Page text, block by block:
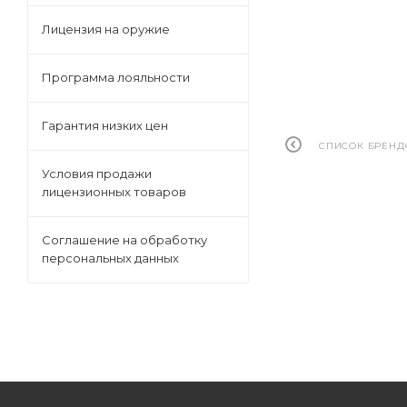
СПИСОК
Лицензия на оружие
Программа лояльности
Гарантия низких цен
Условия продажи
лицензионных товаров
Соглашение на обработку
персональных данных